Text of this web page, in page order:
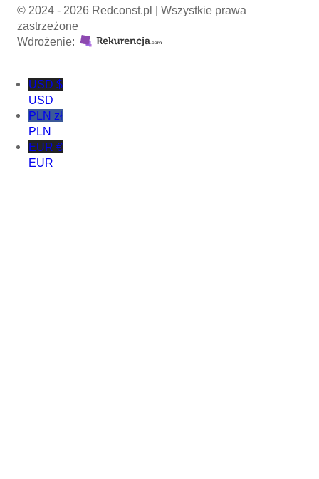
© 2024 - 2026 Redconst.pl | Wszystkie prawa
zastrzeżone
Wdrożenie:
USD $
USD
PLN zł
PLN
EUR €
EUR